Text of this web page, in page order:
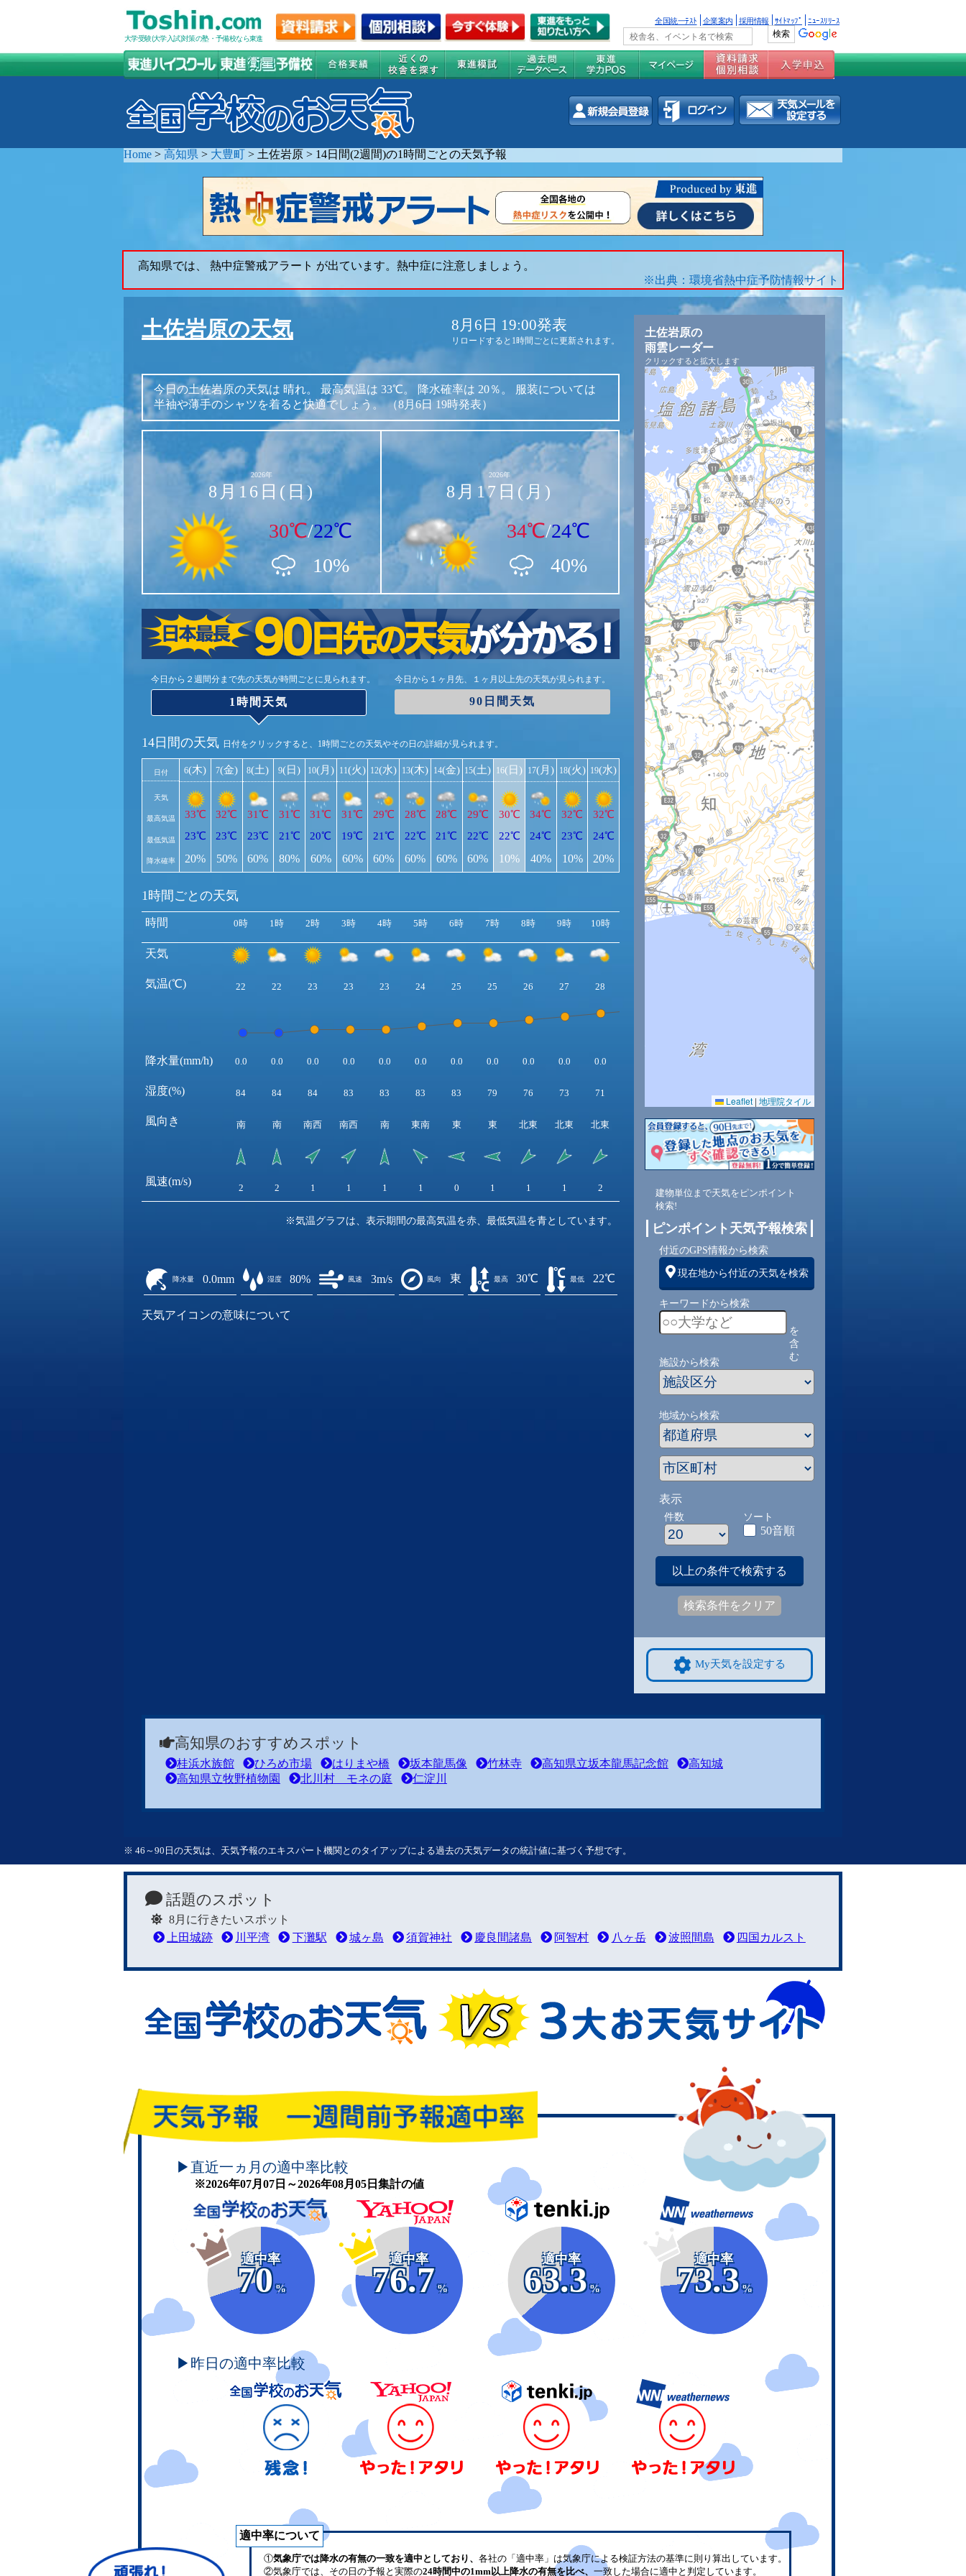
大学受験(大学入試)対策の塾・予備校なら東進
全国統一ﾃｽﾄ 企業案内 採用情報 ｻｲﾄﾏｯﾌﾟ ﾆｭｰｽﾘﾘｰｽ
Home > 高知県 > 大豊町 > 土佐岩原 > 14日間(2週間)の1時間ごとの天気予報
高知県では、 熱中症警戒アラート が出ています。熱中症に注意しましょう。
※出典：環境省熱中症予防情報サイト
土佐岩原の天気 8月6日 19:00発表
リロードすると1時間ごとに更新されます。
今日の土佐岩原の天気は 晴れ。 最高気温は 33℃。 降水確率は 20％。
服装については
半袖や薄手のシャツを着ると快適でしょう。（8月6日 19時発表）
2026年
8月16日(日)
30℃/22℃
10%
2026年
8月17日(月)
34℃/24℃
40%
今日から２週間分まで先の天気が時間ごとに見られます。
1時間天気
今日から１ヶ月先、１ヶ月以上先の天気が見られます。
90日間天気
14日間の天気 日付をクリックすると、1時間ごとの天気やその日の詳細が見られます。
日付
天気
最高気温
最低気温
降水確率
6(木)
33℃
23℃
20%
7(金)
32℃
23℃
50%
8(土)
31℃
23℃
60%
9(日)
31℃
21℃
80%
10(月)
31℃
20℃
60%
11(火)
31℃
19℃
60%
12(水)
29℃
21℃
60%
13(木)
28℃
22℃
60%
14(金)
28℃
21℃
60%
15(土)
29℃
22℃
60%
16(日)
30℃
22℃
10%
17(月)
34℃
24℃
40%
18(火)
32℃
23℃
10%
19(水)
32℃
24℃
20%
1時間ごとの天気
時間
天気
気温(℃)
降水量(mm/h)
湿度(%)
風向き
風速(m/s)
0時 1時 2時 3時 4時 5時 6時 7時 8時 9時 10時 11時 13時 14時 15時 16時
22 22 23 23 23 24 25 25 26 27 28
0.0 0.0 0.0 0.0 0.0 0.0 0.0 0.0 0.0 0.0 0.0 0.0
84 84 84 83 83 83 83 79 76 73 71
南 南 南西 南西 南 東南 東 東 北東 北東 北東 北東 北東 北東 東
2 2 1 1 1 1 0 1 1 1 2 2 2 2 2
※気温グラフは、表示期間の最高気温を赤、最低気温を青としています。
降水量 0.0mm 湿度 80% 風速 3m/s 風向 東 最高 30℃ 最低 22℃
天気アイコンの意味について
土佐岩原の
雨雲レーダー
クリックすると拡大します
Leaflet | 地理院タイル
建物単位まで天気をピンポイント
検索!
ピンポイント天気予報検索
付近のGPS情報から検索
現在地から付近の天気を検索
キーワードから検索
を
含
む
施設から検索
地域から検索
表示
件数 ソート
50音順
以上の条件で検索する
検索条件をクリア
My天気を設定する
高知県のおすすめスポット
桂浜水族館 ひろめ市場 はりまや橋 坂本龍馬像 竹林寺 高知県立坂本龍馬記念館
高知城
高知県立牧野植物園
北川村 モネの庭 仁淀川
※ 46～90日の天気は、天気予報のエキスパート機関とのタイアップによる過去の天気データの統計値に基づく予想です。
話題のスポット
8月に行きたいスポット
上田城跡
川平湾 下灘駅 城ヶ島 須賀神社 慶良間諸島 阿智村 八ヶ岳 波照間島 四国カルスト
頑張れ！学校のお天気
▶直近一ヵ月の適中率比較
※2026年07月07日～2026年08月05日集計の値
適中率
70
%
適中率
76.7
%
適中率
63.3
%
適中率
73.3
%
▶昨日の適中率比較
適中率について
①気象庁では降水の有無の一致を適中としており、 各社の「適中率」は気象庁による検証方法の基準に則り算出しています。
②気象庁では、その日の予報と実際の24時間中の1mm以上降水の有無を比べ、 一致した場合に適中と判定しています。